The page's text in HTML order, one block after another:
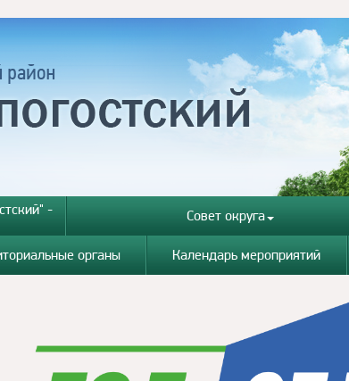
- Совет округа
органы Календарь мероприятий